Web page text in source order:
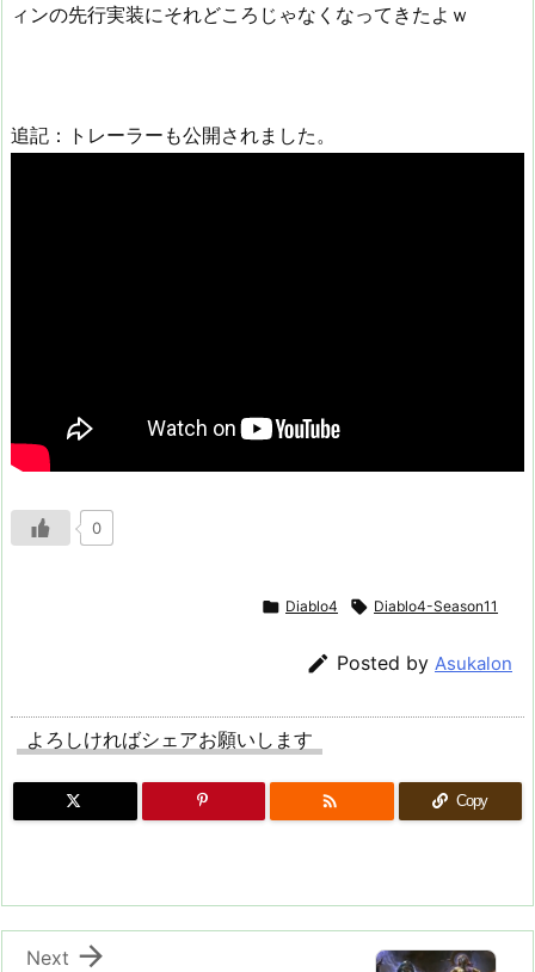
ィンの先行実装にそれどころじゃなくなってきたよｗ
追記：トレーラーも公開されました。
0
 Diablo4  Diablo4-Season11
 Posted by Asukalon
よろしければシェアお願いします
 Copy

Next